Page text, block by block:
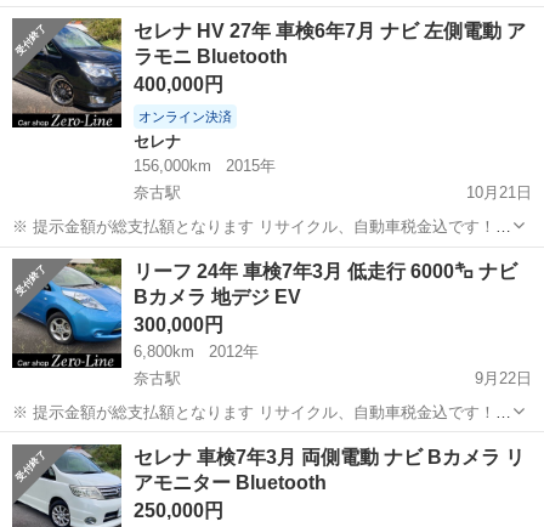
まず支払い能力がない、約束を守れない、調べれば分かることやくだ
らない質問、値引き交渉をされる方はコメント、連絡してこないでく
ださい。もしされた場合はブロッ...
山口 萩市 奈古駅 デイズ Bluetooth
セレナ HV 27年 車検6年7月 ナビ 左側電動 ア
ラモニ Bluetooth
400,000円
オンライン決済
セレナ
156,000km
2015年
奈古駅
10月21日
※ 提示金額が総支払額となります リサイクル、自動車税金込です！
まず支払い能力がない、約束を守れない、調べれば分かることやくだ
らない質問、値引き交渉をされる方はコメント、連絡してこないでく
ださい。もしされた場合はブロッ...
山口 萩市 セレナ Bluetooth
リーフ 24年 車検7年3月 低走行 6000㌔ ナビ
Bカメラ 地デジ EV
300,000円
6,800km
2012年
奈古駅
9月22日
※ 提示金額が総支払額となります リサイクル、自動車税金込です！
まず支払い能力がない、約束を守れない、調べれば分かることやくだ
らない質問、値引き交渉をされる方はコメント、連絡してこないでく
ださい。もしされた場合はブロッ...
山口 萩市 奈古駅 日産 車両
セレナ 車検7年3月 両側電動 ナビ Bカメラ リ
アモニター Bluetooth
250,000円